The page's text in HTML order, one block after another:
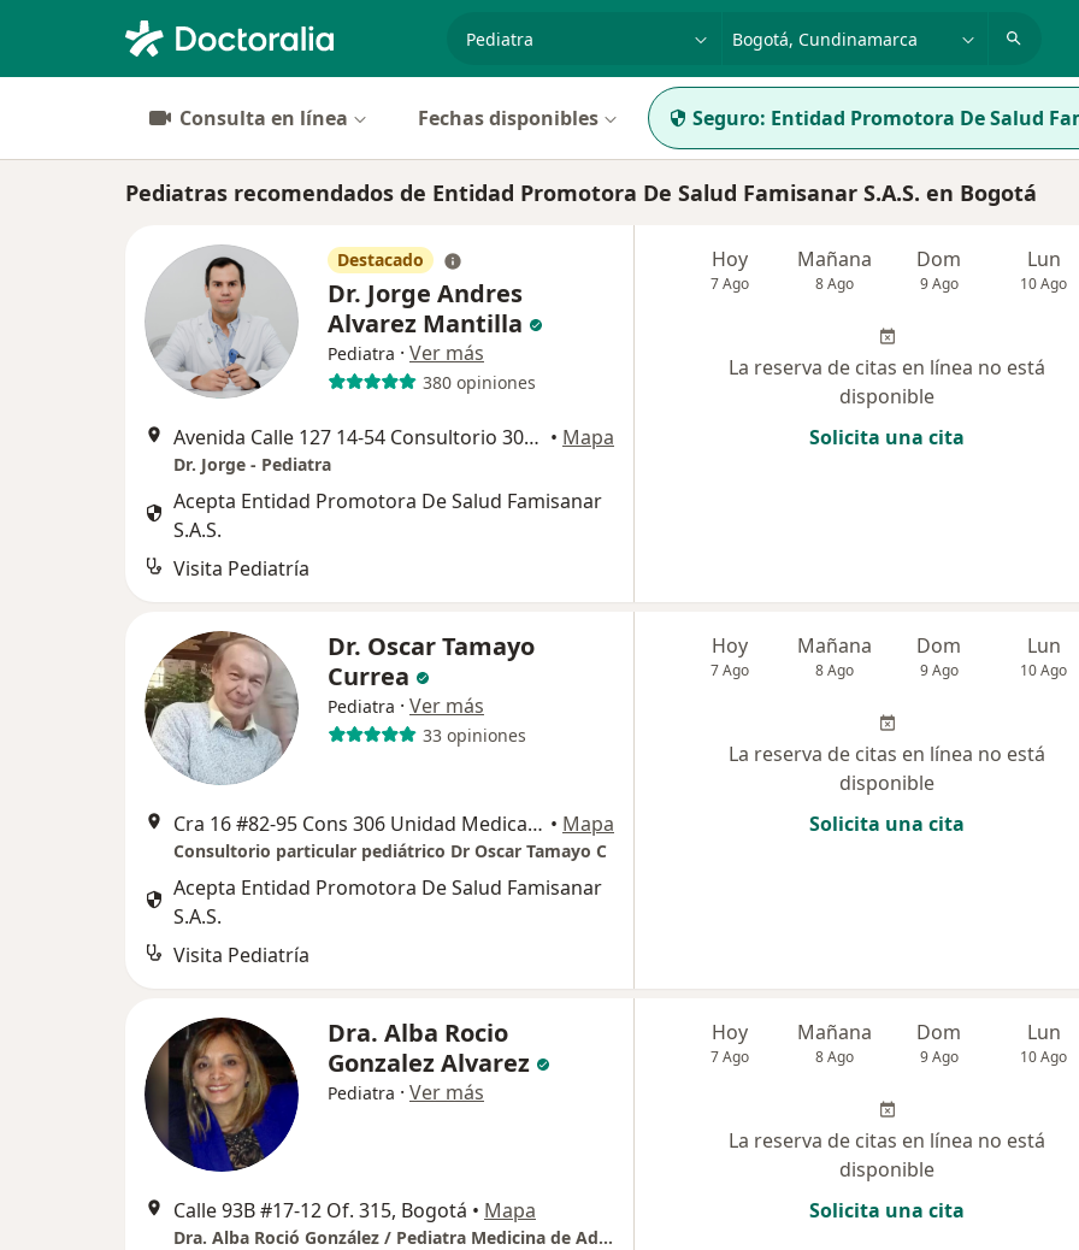
especialidad, enfermedad o nombre
p. ej. Bogotá
Consulta en línea Fechas disponibles Seguro: Entidad Promotora De Salud
Pediatras recomendados de Entidad Promotora De Salud Famisanar S.A.S. en Bogotá
Destacado
Dr. Jorge Andres
Alvarez Mantilla
Pediatra · Ver más
380 opiniones
Avenida Calle 127 14-54 Consultorio 305, Bogotá • Mapa
Dr. Jorge - Pediatra
Acepta Entidad Promotora De Salud Famisanar
S.A.S.
Visita Pediatría
Hoy
7 Ago
Mañana
8 Ago
Dom
9 Ago
Lun
10 Ago
La reserva de citas en línea no está
disponible
Solicita una cita
Dr. Oscar Tamayo
Currea
Pediatra · Ver más
33 opiniones
Cra 16 #82-95 Cons 306 Unidad Medica Clinica del Country, Bogotá • Mapa
Consultorio particular pediátrico Dr Oscar Tamayo C
Acepta Entidad Promotora De Salud Famisanar
S.A.S.
Visita Pediatría
Hoy
7 Ago
Mañana
8 Ago
Dom
9 Ago
Lun
10 Ago
La reserva de citas en línea no está
disponible
Solicita una cita
Dra. Alba Rocio
Gonzalez Alvarez
Pediatra · Ver más
Calle 93B #17-12 Of. 315, Bogotá • Mapa
Dra. Alba Roció González / Pediatra Medicina de Adolescentes
Hoy
7 Ago
Mañana
8 Ago
Dom
9 Ago
Lun
10 Ago
La reserva de citas en línea no está
disponible
Solicita una cita